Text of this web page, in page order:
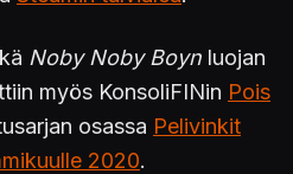
Noby Noby Boyn luojan
myös KonsoliFINin Pois
osassa Pelivinkit
2020.